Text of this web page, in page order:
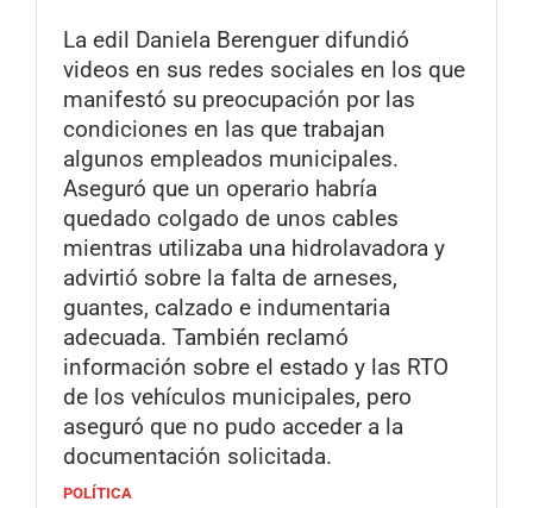
La edil Daniela Berenguer difundió
videos en sus redes sociales en los que
manifestó su preocupación por las
condiciones en las que trabajan
algunos empleados municipales.
Aseguró que un operario habría
quedado colgado de unos cables
mientras utilizaba una hidrolavadora y
advirtió sobre la falta de arneses,
guantes, calzado e indumentaria
adecuada. También reclamó
información sobre el estado y las RTO
de los vehículos municipales, pero
aseguró que no pudo acceder a la
documentación solicitada.
POLÍTICA